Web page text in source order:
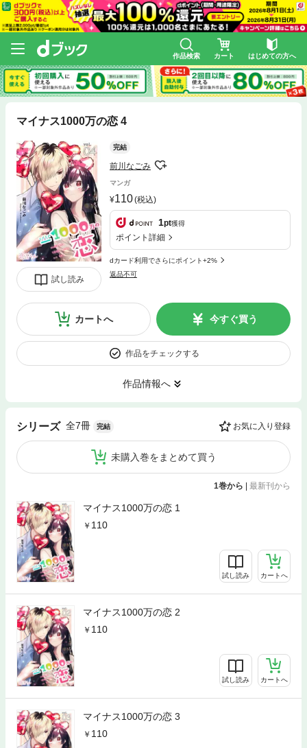
作品検索 カート はじめての方へ
マイナス1000万の恋 4
試し読み
完結
前川なごみ
マンガ
110(税込)
1pt獲得
ポイント詳細
dカード利用でさらにポイント+2%
返品不可
カートへ 今すぐ買う
作品をチェックする
作品情報へ
シリーズ 全7冊 完結 お気に入り登録
未購入巻をまとめて買う
1巻から | 最新刊から
マイナス1000万の恋 1
110
試し読み カートへ
マイナス1000万の恋 2
110
試し読み カートへ
マイナス1000万の恋 3
110